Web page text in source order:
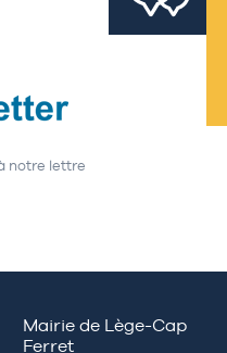
notre lettre
Mairie de Lège-Cap
Ferret